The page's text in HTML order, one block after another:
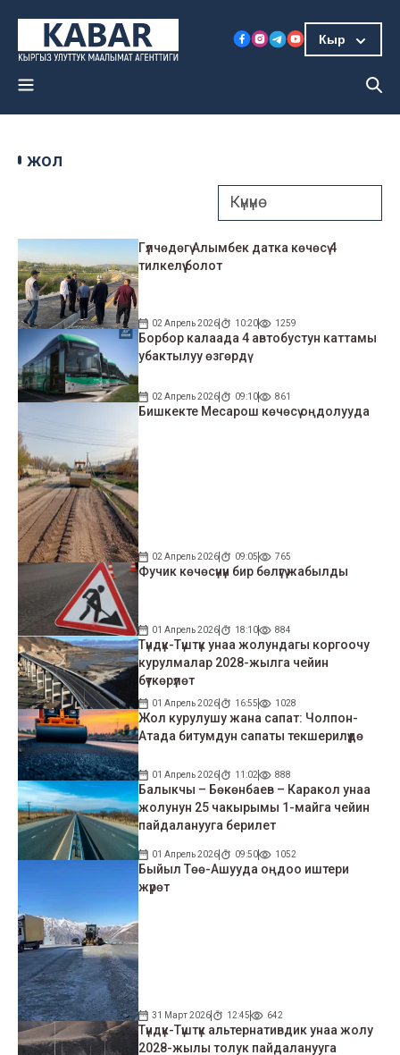
Кыр
жол
Гүлчөдөгү Алымбек датка көчөсү 4
тилкелүү болот
02 Апрель 2026 10:20 1259
Борбор калаада 4 автобустун каттамы
убактылуу өзгөрдү
02 Апрель 2026 09:10 861
Бишкекте Месарош көчөсү оңдолууда
02 Апрель 2026 09:05 765
Фучик көчөсүнүн бир бөлүгү жабылды
01 Апрель 2026 18:10 884
Түндүк-Түштүк унаа жолундагы коргоочу
курулмалар 2028-жылга чейин
бүткөрүлөт
01 Апрель 2026 16:55 1028
Жол курулушу жана сапат: Чолпон-
Атада битумдун сапаты текшерилүүдө
01 Апрель 2026 11:02 888
Балыкчы – Бөкөнбаев – Каракол унаа
жолунун 25 чакырымы 1-майга чейин
пайдаланууга берилет
01 Апрель 2026 09:50 1052
Быйыл Төө-Ашууда оңдоо иштери
жүрөт
31 Март 2026 12:45 642
Түндүк-Түштүк альтернативдик унаа жолу
2028-жылы толук пайдаланууга